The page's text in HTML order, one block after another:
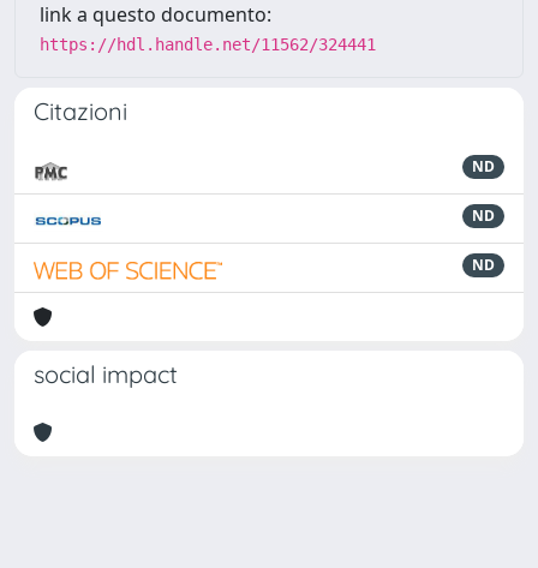
link a questo documento:
https://hdl.handle.net/11562/324441
Citazioni
ND
ND
ND
social impact